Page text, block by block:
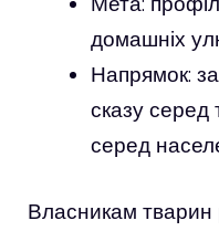
домашніх
Напрямок:
сказу серед
серед
Власникам тварин